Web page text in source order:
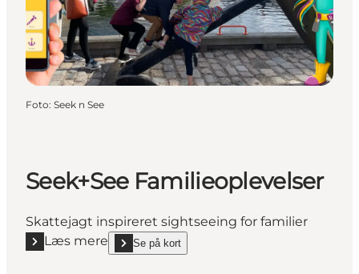
Foto: Seek n See
Seek+See Familieoplevelser
Skattejagt inspireret sightseeing for familier
Læs mere
Læs mere "Seek+See Familieoplevelser"
Se på kort
show Seek+See Familieoplevelser on_map